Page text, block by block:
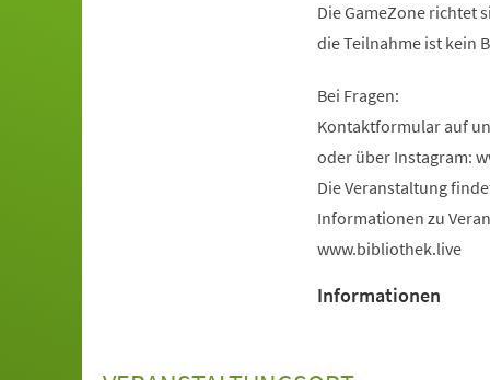
Die GameZone richtet
die Teilnahme ist kein
Bei Fragen:
Kontaktformular auf
oder über Instagram:
Die Veranstaltung
Informationen zu
www.bibliothek.live
Informationen